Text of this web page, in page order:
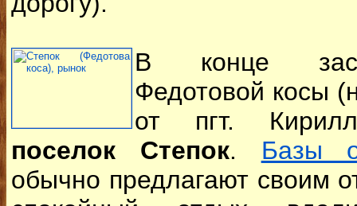
В конце
Федотовой косы
от пгт.
поселок Степок. Базы
обычно предлагают своим